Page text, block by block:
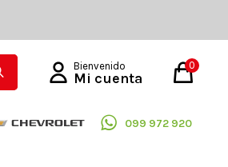
099 972 920
0